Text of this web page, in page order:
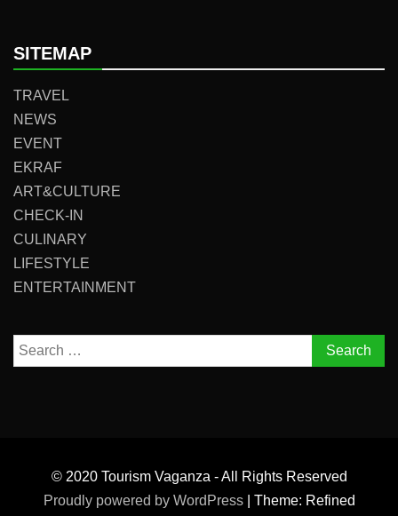
SITEMAP
TRAVEL
NEWS
EVENT
EKRAF
ART&CULTURE
CHECK-IN
CULINARY
LIFESTYLE
ENTERTAINMENT
Search
for:
© 2020 Tourism Vaganza - All Rights Reserved
Proudly powered by WordPress
Theme: Refined